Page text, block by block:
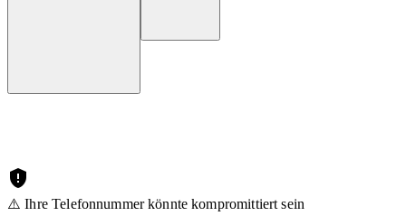
⚠️ Ihre Telefonnummer könnte kompromittiert sein